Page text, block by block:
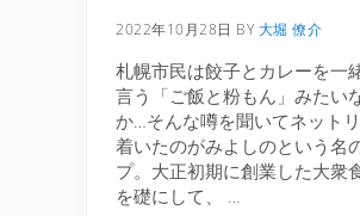
2022年10月28日 BY 大堀 僚介
札幌市民は餃子とカレーを一
言う「ご飯と粉もん」みたい
か…そんな噂を聞いてネット
着いたのがみよしのという名
プ。大正初期に創業した大衆
を礎にして、 …